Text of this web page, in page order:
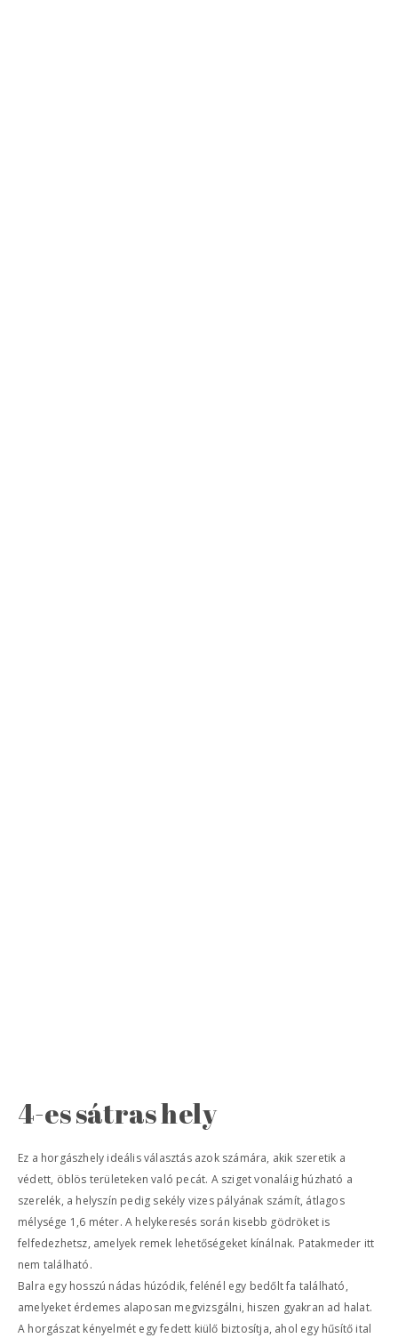
4-es sátras hely
Ez a horgászhely ideális választás azok számára, akik szeretik a
védett, öblös területeken való pecát. A sziget vonaláig húzható a
szerelék, a helyszín pedig sekély vizes pályának számít, átlagos
mélysége 1,6 méter. A helykeresés során kisebb gödröket is
felfedezhetsz, amelyek remek lehetőségeket kínálnak. Patakmeder itt
nem található.
Balra egy hosszú nádas húzódik, felénél egy bedőlt fa található,
amelyeket érdemes alaposan megvizsgálni, hiszen gyakran ad halat.
A horgászat kényelmét egy fedett kiülő biztosítja, ahol egy hűsítő ital